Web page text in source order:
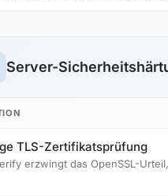
Server-
TLS-Zertifikatsprüfung
erzwingt das OpenSSL-